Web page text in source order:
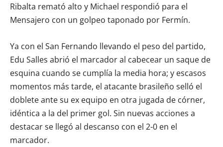
Ribalta remató alto y Michael respondió para el
Mensajero con un golpeo taponado por Fermín.
Ya con el San Fernando llevando el peso del partido,
Edu Salles abrió el marcador al cabecear un saque de
esquina cuando se cumplía la media hora; y escasos
momentos más tarde, el atacante brasileño selló el
doblete ante su ex equipo en otra jugada de córner,
idéntica a la del primer gol. Sin nuevas acciones a
destacar se llegó al descanso con el 2-0 en el
marcador.